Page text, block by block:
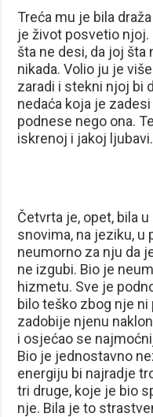
Treća mu je bila
je život posvetio njoj.
šta ne desi, da joj šta
nikada. Volio ju je
zaradi i stekni njoj bi
nedaća koja je
podnese nego ona.
iskrenoj i jakoj ljubavi.
Četvrta je, opet, bila
snovima, na jeziku, u
neumorno za nju da
ne izgubi. Bio je
hizmetu. Sve je
bilo teško zbog nje ni
zadobije njenu
i osjećao se
Bio je jednostavno
energiju bi najradje
tri druge, koje je bio
nje. Bila je to